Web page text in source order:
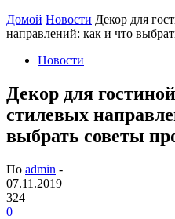
Домой Новости Декор для
направлений: как и что
Новости
Декор для
стилевых
выбрать советы
По admin -
07.11.2019
324
0